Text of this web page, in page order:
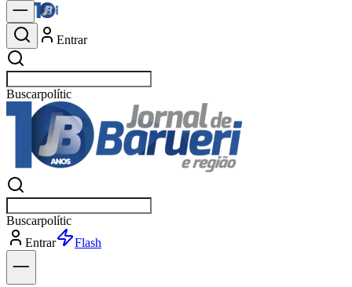
Entrar
Buscarnotícias em Barueri
Buscarnotícias em Barueri
Entrar
Explorar